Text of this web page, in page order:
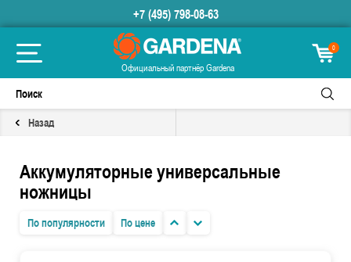
+7 (495) 798-08-63
Официальный партнёр Gardena
0
Назад
Аккумуляторные универсальные
ножницы
По популярности По цене